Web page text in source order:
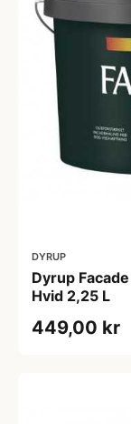
DYRUP
Dyrup
Hvid 2,25 L
449,00 kr